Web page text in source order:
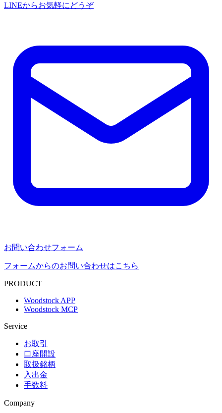
LINEからお気軽にどうぞ
お問い合わせフォーム
フォームからのお問い合わせはこちら
PRODUCT
Woodstock APP
Woodstock MCP
Service
お取引
口座開設
取扱銘柄
入出金
手数料
Company